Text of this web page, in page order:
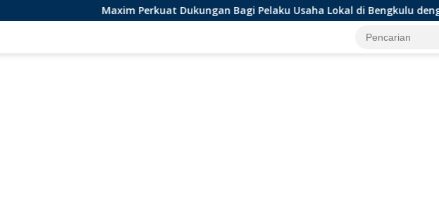
Maxim Perkuat Dukungan Bagi Pelaku Usaha Lokal di Bengkulu dengan